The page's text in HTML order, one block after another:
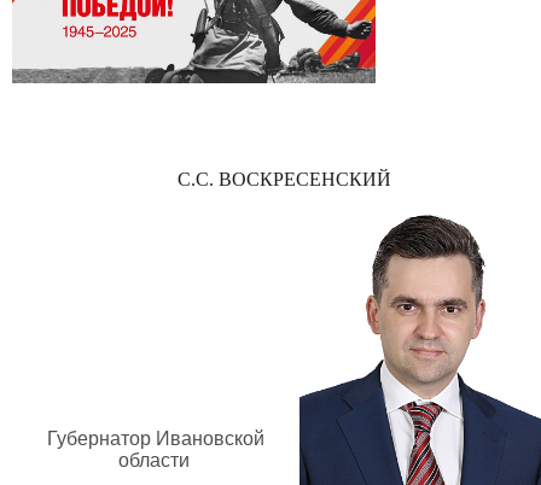
С.С. ВОСКРЕСЕНСКИЙ
Губернатор Ивановской
области